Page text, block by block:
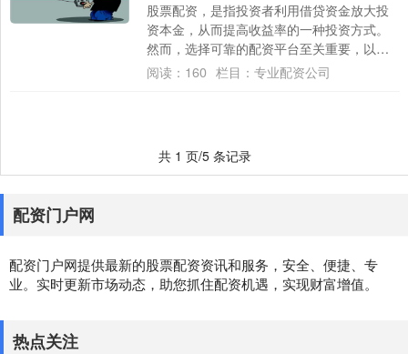
股票配资，是指投资者利用借贷资金放大投
资本金，从而提高收益率的一种投资方式。
然而，选择可靠的配资平台至关重要，以保
障资金安全和投资收益。 * 拥有金融、经济
阅读： 160 栏目： 专业配资公司
共 1 页/5 条记录
配资门户网
配资门户网提供最新的股票配资资讯和服务，安全、便捷、专
业。实时更新市场动态，助您抓住配资机遇，实现财富增值。
热点关注